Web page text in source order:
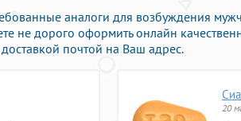
аналоги для возбуждения
не дорого оформить онлайн
почтой на Ваш адрес.
20